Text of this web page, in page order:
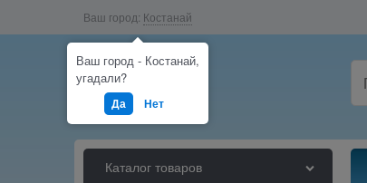
Ваш город: Костанай
Каталог товаров
Ваш город - Костанай,
угадали?
Да Нет